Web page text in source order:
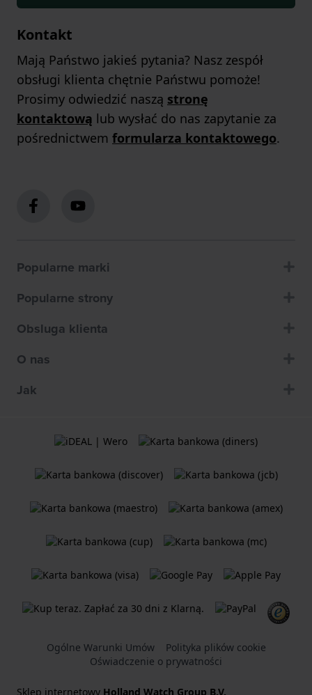
Kontakt
Mają Państwo jakieś pytania? Nasz zespół
obsługi klienta chętnie Państwu pomoże!
Prosimy odwiedzić naszą stronę
kontaktową lub wysłać do nas zapytanie za
pośrednictwem formularza kontaktowego.
Popularne marki
Popularne strony
Obsluga klienta
O nas
Jak
Ogólne Warunki Umów
Polityka plików cookie
Oświadczenie o prywatności
Sklep internetowy Holland Watch Group B.V.